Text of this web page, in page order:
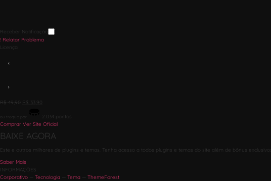
Receber Notificação
! Relatar Problema
Licença
‹
›
R$49,90 R$ 33,90
ou troque por 2.034 pontos
Comprar Ver Site Oficial
BAIXE AGORA
Este e outros milhares de plugins e temas. Tenha acesso a todos plugins e temas do site além de bônus exclusivos.
Saber Mais
INFORMAÇÕES
Corporativo
Tecnologia Tema ThemeForest